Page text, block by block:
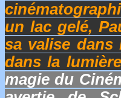
un lac gelé,
sa valise dans
dans la
magie du